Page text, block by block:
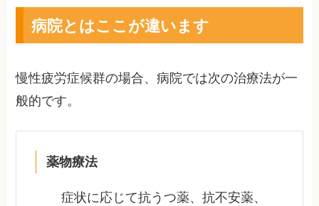
病院とはここが違います
慢性疲労症候群の場合、病院では次の治療法が一
般的です。
薬物療法
症状に応じて抗うつ薬、抗不安薬、